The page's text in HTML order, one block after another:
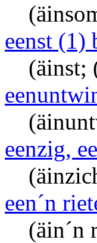
eenst (1)
(äinst;
eenzig,
een´n
(äin´n